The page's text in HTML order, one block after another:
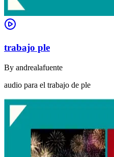
trabajo ple
By andrealafuente
audio para el trabajo de ple